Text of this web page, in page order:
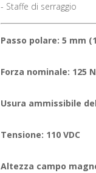
- Staffe di serraggio
Passo polare: 5 mm
Forza nominale: 125
Usura ammissibile
Tensione: 110 VDC
Altezza campo